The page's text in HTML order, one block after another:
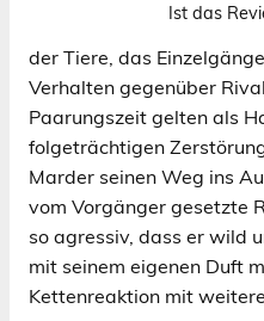
Ist das
der Tiere, das
Verhalten gegenüber
Paarungszeit gelten als
folgeträchtigen
Marder seinen Weg ins
vom Vorgänger gesetzte
so agressiv, dass er wild
mit seinem eigenen Duft
Kettenreaktion mit